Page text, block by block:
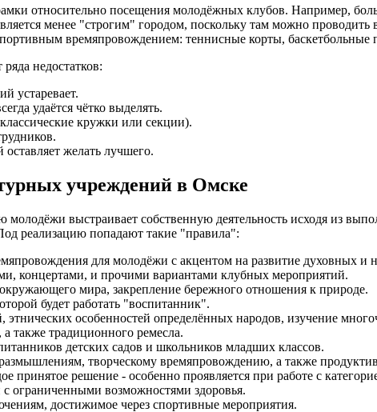
относительно посещения молодёжных клубов. Например,
менее "строгим" городом, поскольку там можно
времяпровождением: теннисные корты, баскетбольные
недостатков:
устаревает.
удаётся чётко выделять.
кружки или секции).
желать лучшего.
учреждений в Омске
выстраивает собственную деятельность исходя из
реализацию попадают такие "правила":
для молодёжи с акцентом на развитие духовных
концертами, и прочими вариантами клубных мероприятий.
мира, закрепление бережного отношения к природе.
будет работать "воспитанник".
этнических особенностей определённых народов, изучение
также традиционного ремесла.
детских садов и школьников младших классов.
творческому времяпровождению, а также
принятое решение - особенно проявляется при работе с
ограниченными возможностями здоровья.
достижимое через спортивные мероприятия.